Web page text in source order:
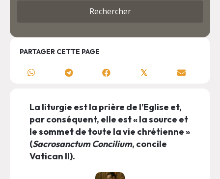
PARTAGER CETTE PAGE
𝕏
La liturgie est la prière de l’Eglise et,
par conséquent, elle est « la source et
le sommet de toute la vie chrétienne »
(Sacrosanctum Concilium, concile
Vatican II).